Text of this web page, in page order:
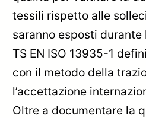
tessili rispetto alle
saranno esposti durante
TS EN ISO 13935-1
con il metodo della
l’accettazione
Oltre a documentare la